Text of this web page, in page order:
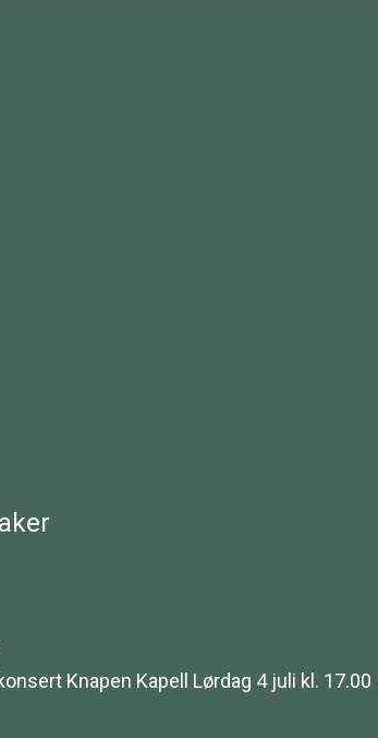
Knapen Kapell Lørdag 4 juli kl. 17.00